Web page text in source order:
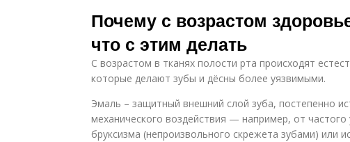
Почему с возрастом
что с этим делать
С возрастом в тканях полости рта происходят
которые делают зубы и дёсны более уязвимыми.
Эмаль – защитный внешний слой зуба, постепенно
механического воздействия — например, от
бруксизма (непроизвольного скрежета зубами) или